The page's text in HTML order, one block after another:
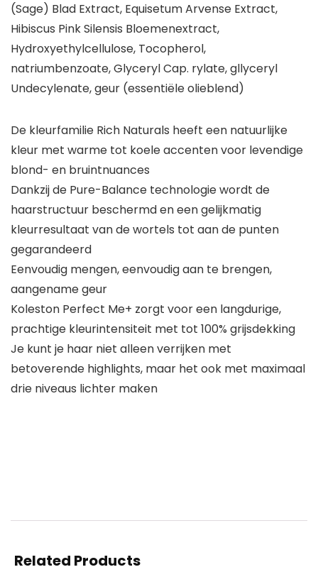
(Sage) Blad Extract, Equisetum Arvense Extract,
Hibiscus Pink Silensis Bloemenextract,
Hydroxyethylcellulose, Tocopherol,
natriumbenzoate, Glyceryl Cap. rylate, gllyceryl
Undecylenate, geur (essentiële olieblend)
De kleurfamilie Rich Naturals heeft een natuurlijke
kleur met warme tot koele accenten voor levendige
blond- en bruintnuances
Dankzij de Pure-Balance technologie wordt de
haarstructuur beschermd en een gelijkmatig
kleurresultaat van de wortels tot aan de punten
gegarandeerd
Eenvoudig mengen, eenvoudig aan te brengen,
aangename geur
Koleston Perfect Me+ zorgt voor een langdurige,
prachtige kleurintensiteit met tot 100% grijsdekking
Je kunt je haar niet alleen verrijken met
betoverende highlights, maar het ook met maximaal
drie niveaus lichter maken
Related Products